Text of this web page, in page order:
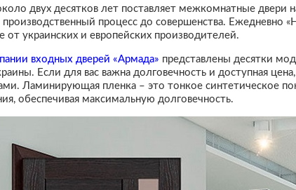
двух десятков лет поставляет межкомнатные
процесс до совершенства. Ежедневно
от украинских и европейских производителей.
входных дверей «Армада» представлены десятки
Если для вас важна долговечность и доступная
Ламинирующая пленка – это тонкое синтетическое
обеспечивая максимальную долговечность.